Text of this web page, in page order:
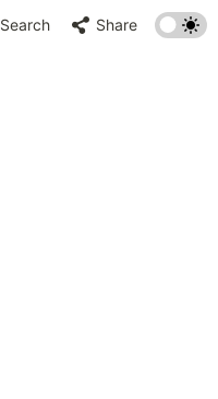
Search Share